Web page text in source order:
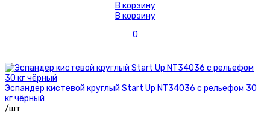
В корзину
В корзину
0
Эспандер кистевой круглый Start Up NT34036 с рельефом 30
кг чёрный
/шт